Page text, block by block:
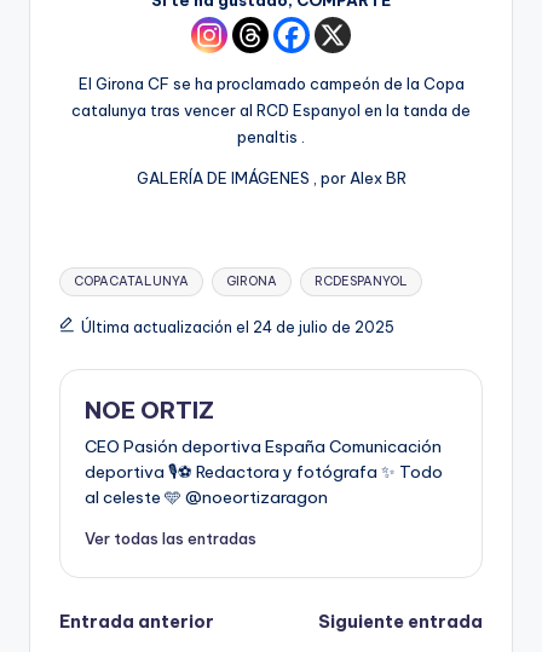
El Girona CF se ha proclamado campeón de la Copa
catalunya tras vencer al RCD Espanyol en la tanda de
penaltis .
GALERÍA DE IMÁGENES , por Alex BR
COPACATALUNYA GIRONA RCDESPANYOL
Última actualización el 24 de julio de 2025
NOE ORTIZ
CEO Pasión deportiva España Comunicación
deportiva 🎙️⚽️ Redactora y fotógrafa ✨ Todo
al celeste 🩵 @noeortizaragon
Ver todas las entradas
Entrada anterior
Siguiente entrada